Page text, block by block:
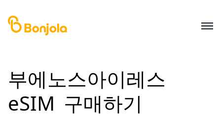
부에노스아이레스
eSIM 구매하기